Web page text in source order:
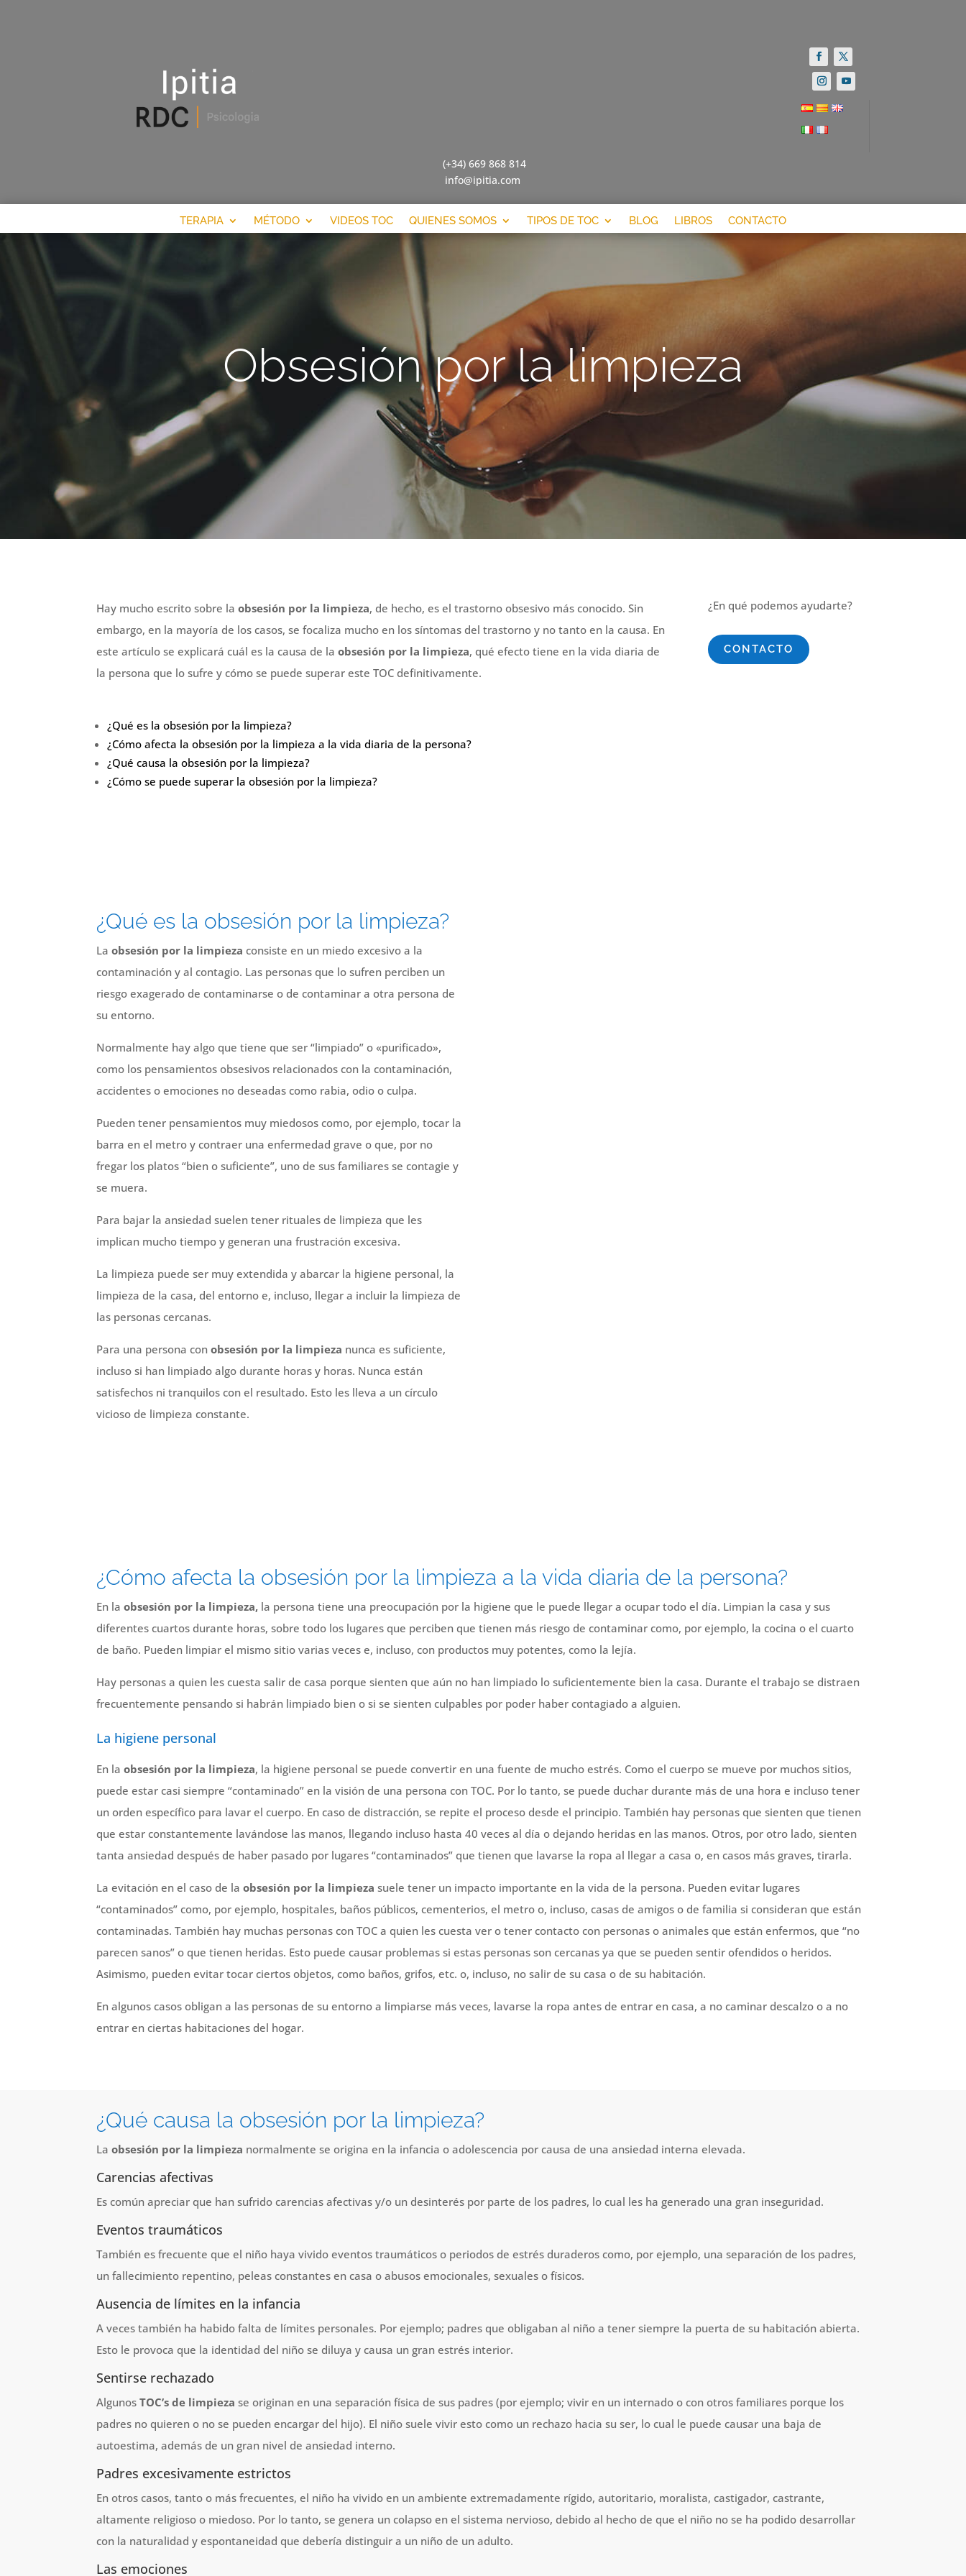
(+34) 669 868 814
info@ipitia.com
TERAPIA MÉTODO VIDEOS TOC QUIENES SOMOS TIPOS DE TOC BLOG LIBROS CONTACTO
Obsesión por la limpieza
Hay mucho escrito sobre la obsesión por la limpieza, de hecho, es el trastorno obsesivo más conocido. Sin
embargo, en la mayoría de los casos, se focaliza mucho en los síntomas del trastorno y no tanto en la causa. En
este artículo se explicará cuál es la causa de la obsesión por la limpieza, qué efecto tiene en la vida diaria de
la persona que lo sufre y cómo se puede superar este TOC definitivamente.
¿Qué es la obsesión por la limpieza?
¿Cómo afecta la obsesión por la limpieza a la vida diaria de la persona?
¿Qué causa la obsesión por la limpieza?
¿Cómo se puede superar la obsesión por la limpieza?
¿En qué podemos ayudarte?
CONTACTO
¿Qué es la obsesión por la limpieza?
Laobsesión por la limpieza consiste en un miedo excesivo a la
contaminación y al contagio. Las personas que lo sufren perciben un
riesgo exagerado de contaminarse o de contaminar a otra persona de
su entorno.
Normalmente hay algo que tiene que ser “limpiado” o «purificado»,
como los pensamientos obsesivos relacionados con la contaminación,
accidentes o emociones no deseadas como rabia, odio o culpa.
Pueden tener pensamientos muy miedosos como, por ejemplo, tocar la
barra en el metro y contraer una enfermedad grave o que, por no
fregar los platos “bien o suficiente”, uno de sus familiares se contagie y
se muera.
Para bajar la ansiedad suelen tener rituales de limpieza que les
implican mucho tiempo y generan una frustración excesiva.
La limpieza puede ser muy extendida y abarcar la higiene personal, la
limpieza de la casa, del entorno e, incluso, llegar a incluir la limpieza de
las personas cercanas.
Para una persona con obsesión por la limpieza nunca es suficiente,
incluso si han limpiado algo durante horas y horas. Nunca están
satisfechos ni tranquilos con el resultado. Esto les lleva a un círculo
vicioso de limpieza constante.
¿Cómo afecta la obsesión por la limpieza a la vida diaria de la persona?
En la obsesión por la limpieza, la persona tiene una preocupación por la higiene que le puede llegar a ocupar todo el día. Limpian la casa y sus
diferentes cuartos durante horas, sobre todo los lugares que perciben que tienen más riesgo de contaminar como, por ejemplo, la cocina o el cuarto
de baño. Pueden limpiar el mismo sitio varias veces e, incluso, con productos muy potentes, como la lejía.
Hay personas a quien les cuesta salir de casa porque sienten que aún no han limpiado lo suficientemente bien la casa. Durante el trabajo se distraen
frecuentemente pensando si habrán limpiado bien o si se sienten culpables por poder haber contagiado a alguien.
La higiene personal
En la obsesión por la limpieza, la higiene personal se puede convertir en una fuente de mucho estrés. Como el cuerpo se mueve por muchos sitios,
puede estar casi siempre “contaminado” en la visión de una persona con TOC. Por lo tanto, se puede duchar durante más de una hora e incluso tener
un orden específico para lavar el cuerpo. En caso de distracción, se repite el proceso desde el principio. También hay personas que sienten que tienen
que estar constantemente lavándose las manos, llegando incluso hasta 40 veces al día o dejando heridas en las manos. Otros, por otro lado, sienten
tanta ansiedad después de haber pasado por lugares “contaminados” que tienen que lavarse la ropa al llegar a casa o, en casos más graves, tirarla.
La evitación en el caso de la obsesión por la limpieza suele tener un impacto importante en la vida de la persona. Pueden evitar lugares
“contaminados” como, por ejemplo, hospitales, baños públicos, cementerios, el metro o, incluso, casas de amigos o de familia si consideran que están
contaminadas. También hay muchas personas con TOC a quien les cuesta ver o tener contacto con personas o animales que están enfermos, que “no
parecen sanos” o que tienen heridas. Esto puede causar problemas si estas personas son cercanas ya que se pueden sentir ofendidos o heridos.
Asimismo, pueden evitar tocar ciertos objetos, como baños, grifos, etc. o, incluso, no salir de su casa o de su habitación.
En algunos casos obligan a las personas de su entorno a limpiarse más veces, lavarse la ropa antes de entrar en casa, a no caminar descalzo o a no
entrar en ciertas habitaciones del hogar.
¿Qué causa la obsesión por la limpieza?
La obsesión por la limpieza normalmente se origina en la infancia o adolescencia por causa de una ansiedad interna elevada.
Carencias afectivas
Es común apreciar que han sufrido carencias afectivas y/o un desinterés por parte de los padres, lo cual les ha generado una gran inseguridad.
Eventos traumáticos
También es frecuente que el niño haya vivido eventos traumáticos o periodos de estrés duraderos como, por ejemplo, una separación de los padres,
un fallecimiento repentino, peleas constantes en casa o abusos emocionales, sexuales o físicos.
Ausencia de límites en la infancia
A veces también ha habido falta de límites personales. Por ejemplo; padres que obligaban al niño a tener siempre la puerta de su habitación abierta.
Esto le provoca que la identidad del niño se diluya y causa un gran estrés interior.
Sentirse rechazado
Algunos TOC’s de limpieza se originan en una separación física de sus padres (por ejemplo; vivir en un internado o con otros familiares porque los
padres no quieren o no se pueden encargar del hijo). El niño suele vivir esto como un rechazo hacia su ser, lo cual le puede causar una baja de
autoestima, además de un gran nivel de ansiedad interno.
Padres excesivamente estrictos
En otros casos, tanto o más frecuentes, el niño ha vivido en un ambiente extremadamente rígido, autoritario, moralista, castigador, castrante,
altamente religioso o miedoso. Por lo tanto, se genera un colapso en el sistema nervioso, debido al hecho de que el niño no se ha podido desarrollar
con la naturalidad y espontaneidad que debería distinguir a un niño de un adulto.
Las emociones